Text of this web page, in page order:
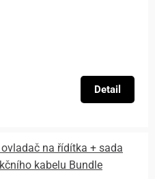
Detail
na řídítka + sada
kabelu Bundle